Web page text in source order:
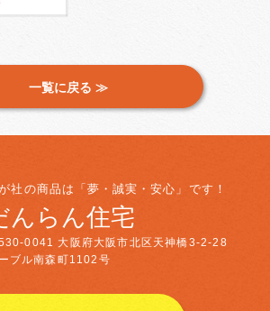
一覧に戻る ≫
社の商品は「夢・誠実・安心」です！
んらん住宅
0041 大阪府大阪市北区天神橋3-2-28
ブル南森町1102号